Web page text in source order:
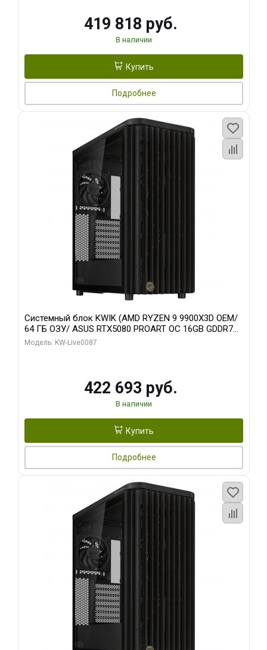
419 818 руб.
В наличии
Купить
Подробнее
Системный блок KWIK (AMD RYZEN 9 9900X3D OEM/
64 ГБ ОЗУ/ ASUS RTX5080 PROART OC 16GB GDDR7
256bit Type-C DP 2/ 1 ТБ SSD)
Модель: KW-Live0087
422 693 руб.
В наличии
Купить
Подробнее